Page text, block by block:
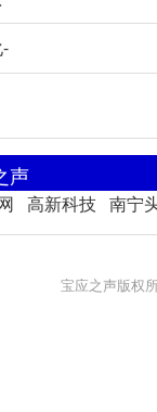
声
高新科技 南宁
宝应之声版权